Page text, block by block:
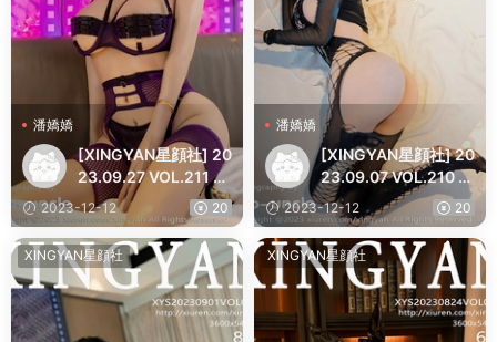
潘嬌嬌
[XINGYAN星顔社] 20
23.09.27 VOL.211 潘
嬌嬌 豐腴美臀
2023-12-12 20
潘嬌嬌
[XINGYAN星顔社] 20
23.09.07 VOL.210 潘
嬌嬌 豐腴美臀
2023-12-12 20
XINGYAN星顔社 XINGYAN星顔社